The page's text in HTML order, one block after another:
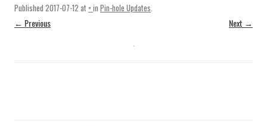
Published 2017-07-12 at × in Pin-hole Updates.
← Previous Next →